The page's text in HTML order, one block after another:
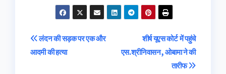
Post
navigation
शीर्ष यूएस कोर्ट में पहुंचे
एस.श्रीनिवासन, ओबामा ने की
तारीफ
लंदन की सड़क पर एक और
आदमी की हत्या